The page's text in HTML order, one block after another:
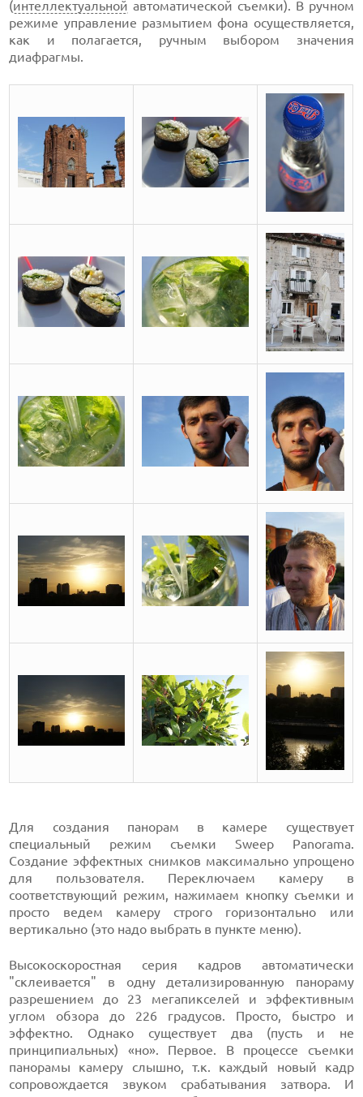
(интеллектуальной автоматической съемки). В ручном
режиме управление размытием фона осуществляется,
как и полагается, ручным выбором значения
диафрагмы.
Для создания панорам в камере существует
специальный режим съемки Sweep Panorama.
Создание эффектных снимков максимально упрощено
для пользователя. Переключаем камеру в
соответствующий режим, нажимаем кнопку съемки и
просто ведем камеру строго горизонтально или
вертикально (это надо выбрать в пункте меню).
Высокоскоростная серия кадров автоматически
"склеивается" в одну детализированную панораму
разрешением до 23 мегапикселей и эффективным
углом обзора до 226 градусов. Просто, быстро и
эффектно. Однако существует два (пусть и не
принципиальных) «но». Первое. В процессе съемки
панорамы камеру слышно, т.к. каждый новый кадр
сопровождается звуком срабатывания затвора. И